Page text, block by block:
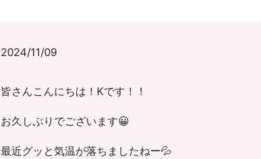
2024/11/09
皆さんこんにちは！Kです！！
お久しぶりでございます😀
最近グッと気温が落ちましたねー💦